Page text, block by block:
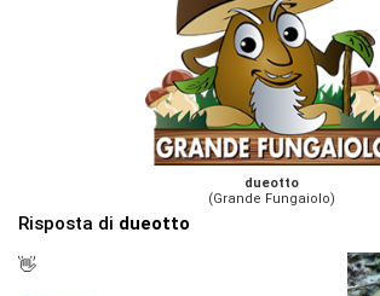
dueotto
(Grande Fungaiolo)
Risposta di dueotto
👋